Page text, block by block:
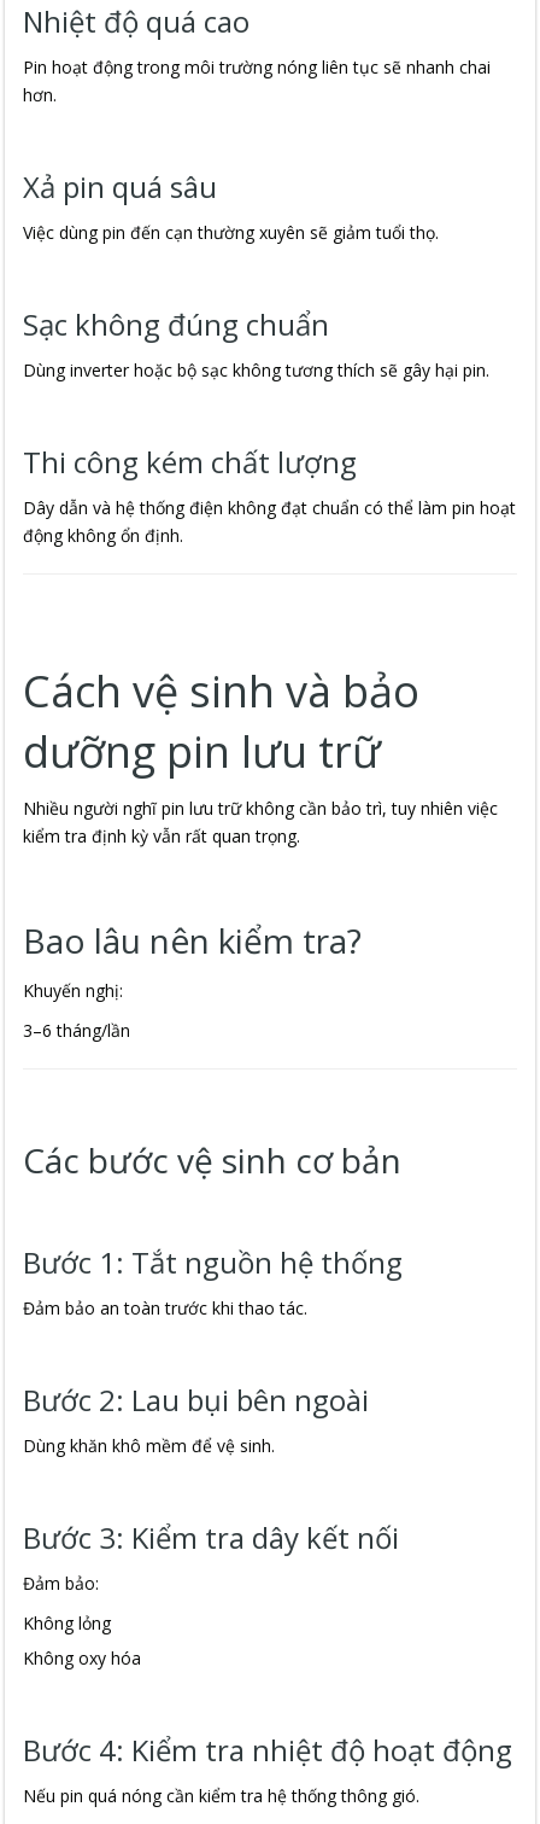
Nhiệt độ quá cao
Pin hoạt động trong môi trường nóng liên tục sẽ nhanh chai
hơn.
Xả pin quá sâu
Việc dùng pin đến cạn thường xuyên sẽ giảm tuổi thọ.
Sạc không đúng chuẩn
Dùng inverter hoặc bộ sạc không tương thích sẽ gây hại pin.
Thi công kém chất lượng
Dây dẫn và hệ thống điện không đạt chuẩn có thể làm pin hoạt
động không ổn định.
Cách vệ sinh và bảo
dưỡng pin lưu trữ
Nhiều người nghĩ pin lưu trữ không cần bảo trì, tuy nhiên việc
kiểm tra định kỳ vẫn rất quan trọng.
Bao lâu nên kiểm tra?
Khuyến nghị:
3–6 tháng/lần
Các bước vệ sinh cơ bản
Bước 1: Tắt nguồn hệ thống
Đảm bảo an toàn trước khi thao tác.
Bước 2: Lau bụi bên ngoài
Dùng khăn khô mềm để vệ sinh.
Bước 3: Kiểm tra dây kết nối
Đảm bảo:
Không lỏng
Không oxy hóa
Bước 4: Kiểm tra nhiệt độ hoạt động
Nếu pin quá nóng cần kiểm tra hệ thống thông gió.